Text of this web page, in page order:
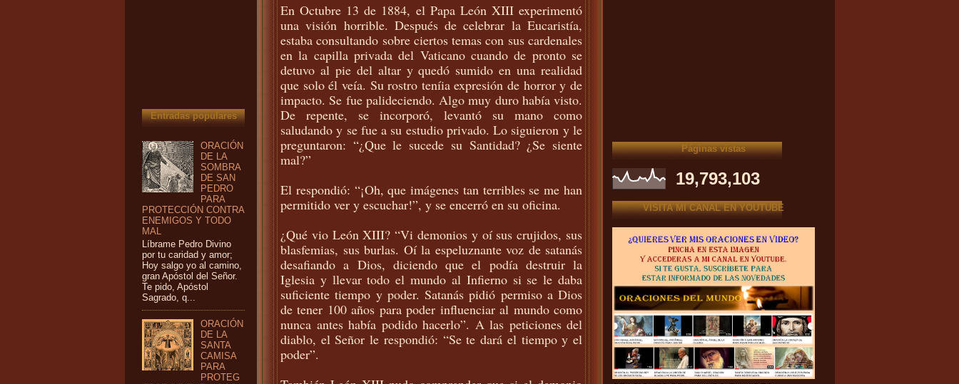
Entradas populares
ORACIÓN
DE LA
SOMBRA
DE SAN
PEDRO
PARA
PROTECCIÓN CONTRA
ENEMIGOS Y TODO
MAL
Líbrame Pedro Divino
por tu caridad y amor;
Hoy salgo yo al camino,
gran Apóstol del Señor.
Te pido, Apóstol
Sagrado, q...
ORACIÓN
DE LA
SANTA
CAMISA
PARA
PROTEG
En Octubre 13 de 1884, el Papa León XIII experimentó
una visión horrible. Después de celebrar la Eucaristía,
estaba consultando sobre ciertos temas con sus cardenales
en la capilla privada del Vaticano cuando de pronto se
detuvo al pie del altar y quedó sumido en una realidad
que solo él veía. Su rostro teníia expresión de horror y de
impacto. Se fue palideciendo. Algo muy duro había visto.
De repente, se incorporó, levantó su mano como
saludando y se fue a su estudio privado. Lo siguieron y le
preguntaron: “¿Que le sucede su Santidad? ¿Se siente
mal?”
El respondió: “¡Oh, que imágenes tan terribles se me han
permitido ver y escuchar!”, y se encerró en su oficina.
¿Qué vio León XIII? “Vi demonios y oí sus crujidos, sus
blasfemias, sus burlas. Oí la espeluznante voz de satanás
desafiando a Dios, diciendo que el podía destruir la
Iglesia y llevar todo el mundo al Infierno si se le daba
suficiente tiempo y poder. Satanás pidió permiso a Dios
de tener 100 años para poder influenciar al mundo como
nunca antes había podido hacerlo”. A las peticiones del
diablo, el Señor le respondió: “Se te dará el tiempo y el
poder”.
Páginas vistas
19,793,103
VISITA MI CANAL EN YOUTUBE